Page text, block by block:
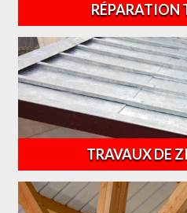
RÉPARATION
TRAVAUX DE